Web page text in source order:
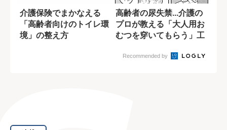
介護保険でまかなえる
「高齢者向けのトイレ環
境」の整え方
高齢者の尿失禁...介護の
プロが教える「大人用お
むつを穿いてもらう」工
Recommended by